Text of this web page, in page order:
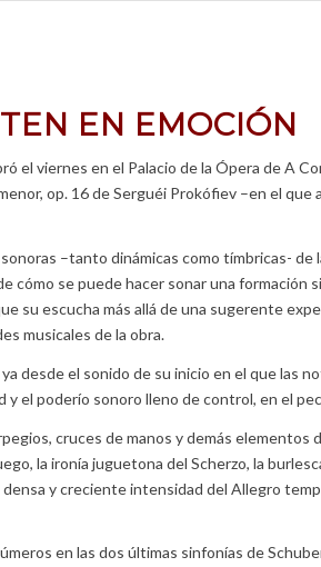
EN EMOCIÓN
el viernes en el Palacio de la Ópera de A
op. 16 de Serguéi Prokófiev –en el que
–tanto dinámicas como tímbricas-
se puede hacer sonar una formación
escucha más allá de una sugerente
musicales de la obra.
desde el sonido de su inicio en el que las
el poderío sonoro lleno de control, en el
cruces de manos y demás
la ironía juguetona del Scherzo, la
y creciente intensidad del Allegro
en las dos últimas sinfonías de